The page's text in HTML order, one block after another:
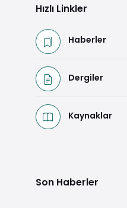
Hızlı Linkler
Haberler
Dergiler
Kaynaklar
Son Haberler